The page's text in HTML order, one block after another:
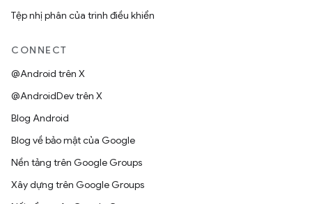
Tệp nhị phân của trình điều khiển
CONNECT
@Android trên X
@AndroidDev trên X
Blog Android
Blog về bảo mật của Google
Nền tảng trên Google Groups
Xây dựng trên Google Groups